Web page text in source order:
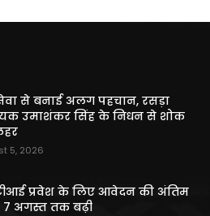
से बनाई अलग पहचान, रसड़ा
उमाशंकर सिंह के निधन से शोक
5, 2026
प्रवेश के लिए आवेदन की अंतिम
7 अगस्त तक बढ़ी